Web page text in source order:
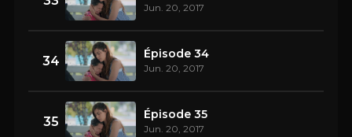
Jun. 20, 2017
34 Épisode 34
Jun. 20, 2017
35 Épisode 35
Jun. 20, 2017